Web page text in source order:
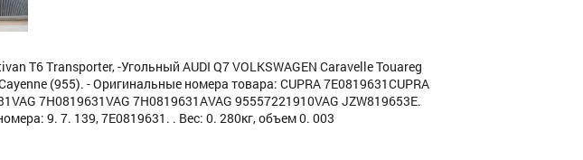
T6 Transporter, -Угольный AUDI Q7 VOLKSWAGEN Caravelle Touareg
(955). - Оригинальные номера товара: CUPRA 7E0819631CUPRA
7H0819631VAG 7H0819631AVAG 95557221910VAG JZW819653E.
9. 7. 139, 7E0819631. . Вес: 0. 280кг, объем 0. 003